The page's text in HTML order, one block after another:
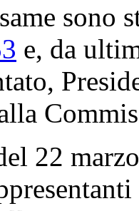
sono
e, da
22